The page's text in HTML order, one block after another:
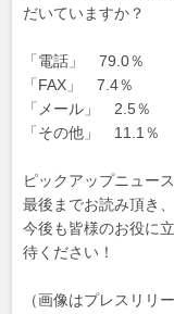
だいていますか？
「電話」 79.0％
「FAX」 7.4％
「メール」 2.5％
「その他」 11.1％
ピックアップニュー
最後までお読み頂き
今後も皆様のお役に
待ください！
（画像はプレスリリ